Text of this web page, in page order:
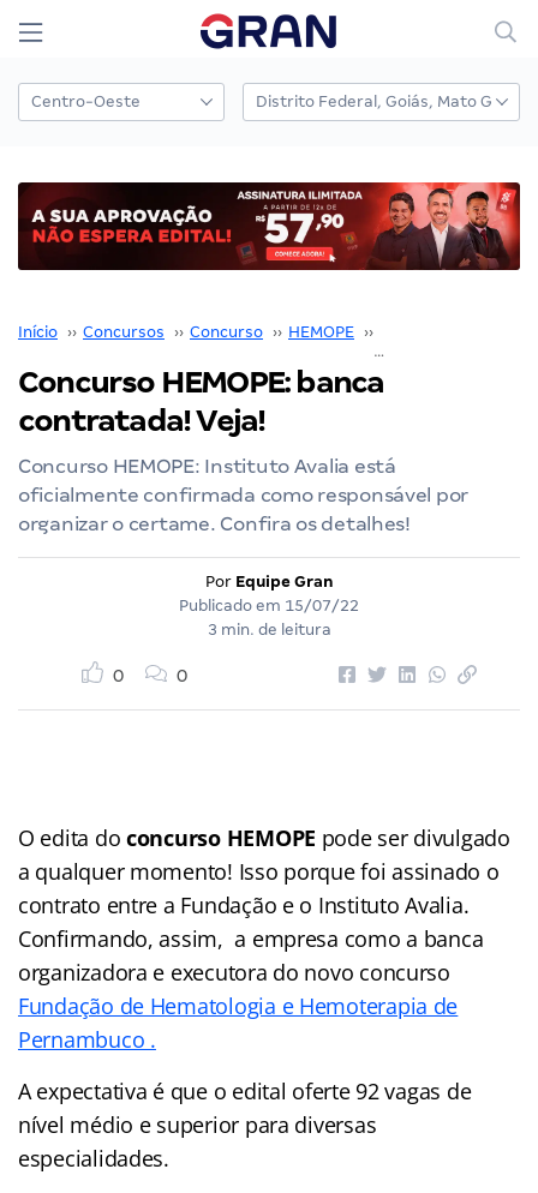
Início ›› Concursos ›› Concurso ›› HEMOPE ››
Concurso HEMOPE: banca
contratada! Veja!
Concurso HEMOPE: Instituto Avalia está
oficialmente confirmada como responsável por
organizar o certame. Confira os detalhes!
Por Equipe Gran
Publicado em 15/07/22
3 min. de leitura
0 0
O edita doconcurso HEMOPE pode ser divulgado
a qualquer momento! Isso porque foi assinado o
contrato entre a Fundação e o Instituto Avalia.
Confirmando, assim, a empresa como a banca
organizadora e executora do novo concurso
Fundação de Hematologia e Hemoterapia de
Pernambuco .
A expectativa é que o edital oferte 92 vagas de
nível médio e superior para diversas
especialidades.